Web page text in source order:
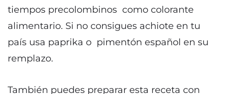
tiempos precolombinos como colorante
alimentario. Si no consigues achiote en tu
país usa paprika o pimentón español en su
remplazo.
También puedes preparar esta receta con